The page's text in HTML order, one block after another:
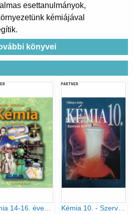
esettanulmányok,
kémiájával
könyvei
Kémia 14-16. éveseknek
PARTNER
Kémia 10. - Szerves kémia